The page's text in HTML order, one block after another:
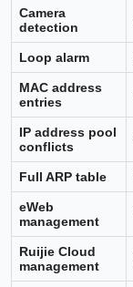
Camera
detection
Loop alarm
MAC address
entries
IP address pool
conflicts
Full ARP table
eWeb
management
Ruijie Cloud
management